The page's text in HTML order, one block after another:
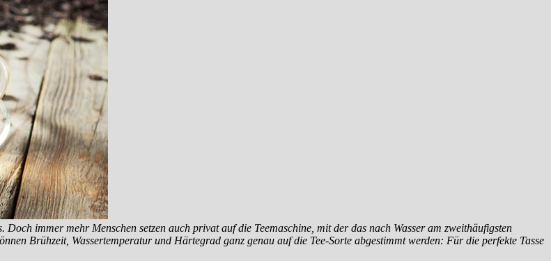
immer mehr Menschen setzen auch privat auf die Teemaschine, mit der das nach Wasser am zweithäufigsten
Brühzeit, Wassertemperatur und Härtegrad ganz genau auf die Tee-Sorte abgestimmt werden: Für die perfekte Tasse